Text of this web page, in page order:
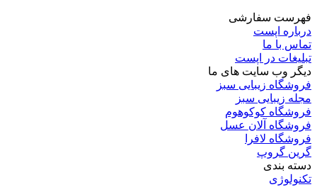
فهرست سفارشی
درباره اپست
تماس با ما
تبلیغات در اپست
دیگر وب سایت های ما
فروشگاه زیبایی سبز
مجله زیبایی سبز
فروشگاه کوکوهوم
فروشگاه آلان عسل
فروشگاه لافرا
گرین گروپ
دسته بندی
تکنولوژی